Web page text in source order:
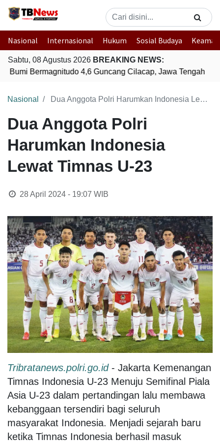
Nasional Internasional Hukum Sosial Budaya
Sabtu, 08 Agustus 2026 BREAKING NEWS:
Bumi Bermagnitudo 4,6 Guncang Cilacap, Jawa Tengah
Nasional Dua Anggota Polri Harumkan Indonesia Lewat Timnas U-23
Dua Anggota Polri
Harumkan Indonesia
Lewat Timnas U-23
28 April 2024 - 19:07 WIB
Tribratanews.polri.go.id- Jakarta Kemenangan
Timnas Indonesia U-23 Menuju Semifinal Piala
Asia U-23 dalam pertandingan lalu membawa
kebanggaan tersendiri bagi seluruh
masyarakat Indonesia. Menjadi sejarah baru
ketika Timnas Indonesia berhasil masuk